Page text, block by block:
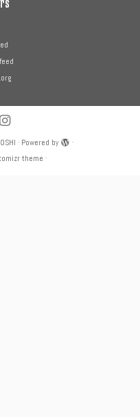
· Powered by
·
theme ·